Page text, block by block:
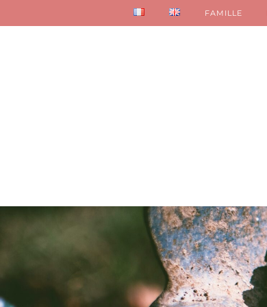
FAMILLE